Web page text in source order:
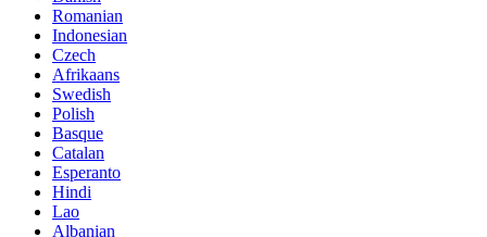
Romanian
Indonesian
Czech
Afrikaans
Swedish
Polish
Basque
Catalan
Esperanto
Hindi
Lao
Albanian